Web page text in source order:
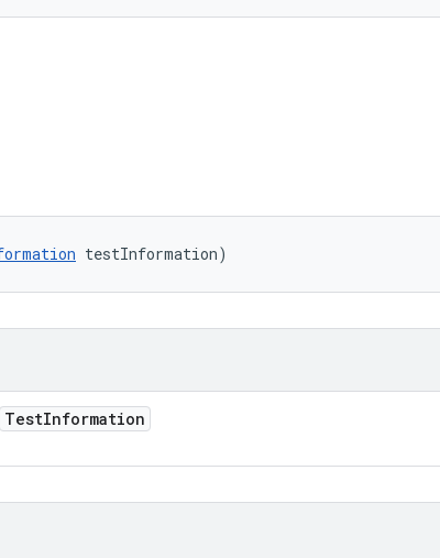
testInformation)
TestInformation